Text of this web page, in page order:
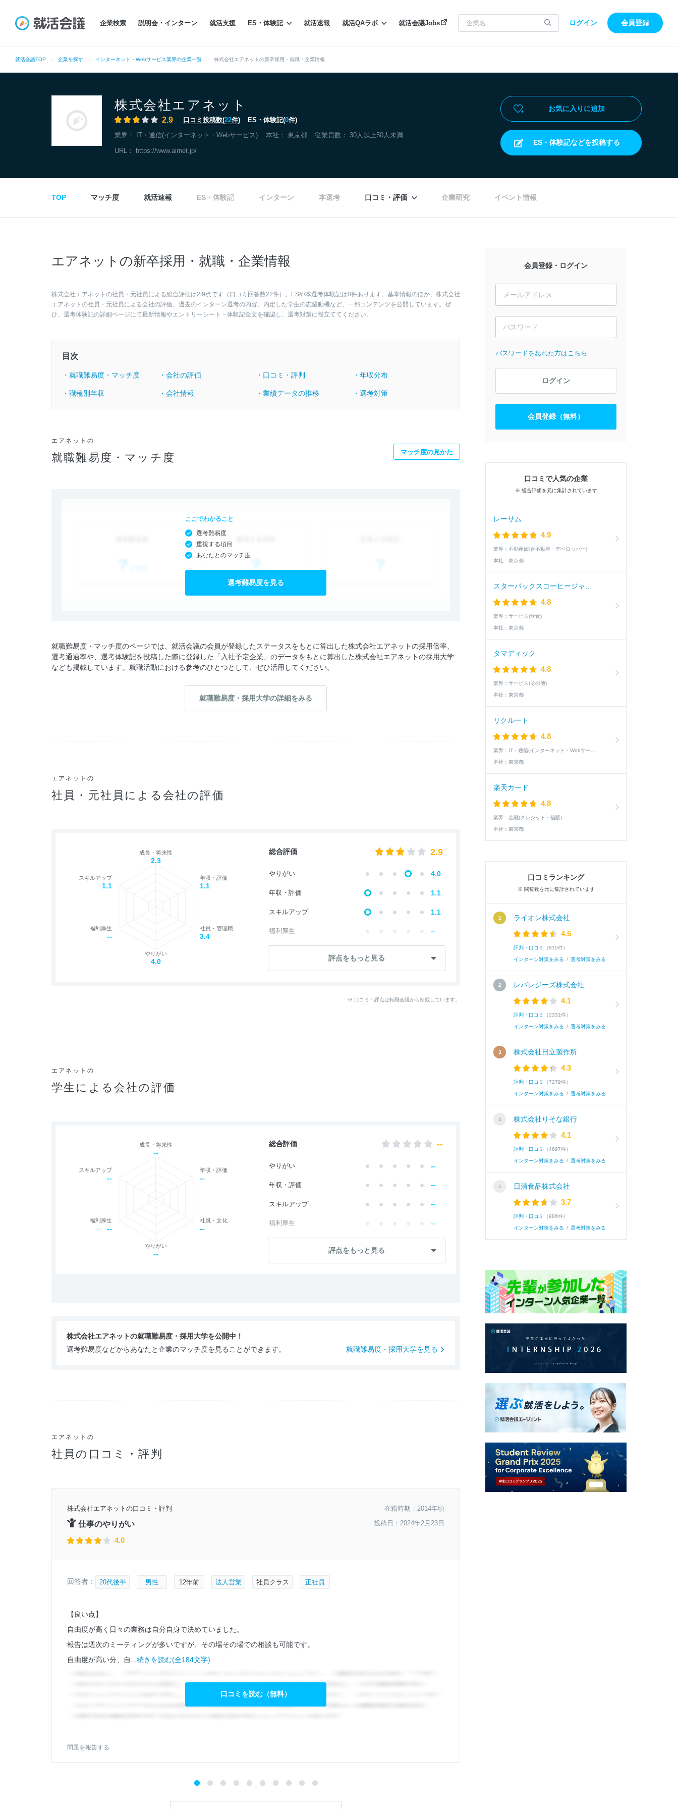
企業検索 説明会・インターン 就活支援 ES・体験記 就活速報 就活QAラボ 就活会議Jobs ログイン 会員登録
就活会議TOP 企業を探す インターネット・Webサービス業界の企業一覧 株式会社エアネットの新卒採用・就職・企業情報
株式会社エアネット
2.9 口コミ投稿数(22件) ES・体験記(0件)
業界： IT・通信(インターネット・Webサービス) 本社： 東京都 従業員数： 30人以上50人未満
URL： https://www.airnet.jp/
お気に入りに追加
ES・体験記などを投稿する
TOP マッチ度 就活速報 ES・体験記 インターン 本選考 口コミ・評価 企業研究 イベント情報
エアネットの新卒採用・就職・企業情報
株式会社エアネットの社員・元社員による総合評価は2.9点です（口コミ回答数22件）。ESや本選考体験記は0件あります。基本情報のほか、株式会社
エアネットの社員・元社員による会社の評価、過去のインターン選考の内容、内定した学生の志望動機など、一部コンテンツを公開しています。ぜ
ひ、選考体験記の詳細ページにて最新情報やエントリーシート・体験記全文を確認し、選考対策に役立ててください。
目次
・就職難易度・マッチ度 ・会社の評価 ・口コミ・評判 ・年収分布
・職種別年収 ・会社情報 ・業績データの推移 ・選考対策
エアネットの
就職難易度・マッチ度 マッチ度の見かた
ここでわかること
選考難易度
重視する項目
あなたとのマッチ度
選考難易度を見る
就職難易度・マッチ度のページでは、就活会議の会員が登録したステータスをもとに算出した株式会社エアネットの採用倍率、
選考通過率や、選考体験記を投稿した際に登録した「入社予定企業」のデータをもとに算出した株式会社エアネットの採用大学
なども掲載しています。就職活動における参考のひとつとして、ぜひ活用してください。
就職難易度・採用大学の詳細をみる
エアネットの
社員・元社員による会社の評価
評点をもっと見る
成長・将来性
2.3
年収・評価
1.1
社員・管理職
3.4
やりがい
4.0
福利厚生
--
スキルアップ
1.1
総合評価 2.9
やりがい 4.0
年収・評価 1.1
スキルアップ 1.1
福利厚生 --
社員・管理職 3.4
※ 口コミ・評点は転職会議から転載しています。
エアネットの
学生による会社の評価
評点をもっと見る
成長・将来性
--
年収・評価
--
社風・文化
--
やりがい
--
福利厚生
--
スキルアップ
--
総合評価 --
やりがい --
年収・評価 --
スキルアップ --
福利厚生 --
社員・管理職 --
株式会社エアネットの就職難易度・採用大学を公開中！
選考難易度などからあなたと企業のマッチ度を見ることができます。
就職難易度・採用大学を見る
エアネットの
社員の口コミ・評判
株式会社エアネットの口コミ・評判
仕事のやりがい
4.0
在籍時期：2014年頃
投稿日：2024年2月23日
回答者： 20代後半 男性 12年前 法人営業 社員クラス 正社員
【良い点】
自由度が高く日々の業務は自分自身で決めていました。
報告は週次のミーティングが多いですが、その場その場での相談も可能です。
自由度が高い分、自... 続きを読む(全184文字)
口コミを読む（無料）
問題を報告する
会員登録・ログイン
パスワードを忘れた方はこちら
ログイン
会員登録（無料）
口コミで人気の企業
※ 総合評価を元に集計されています
レーサム
4.9
業界： 不動産(総合不動産・デベロッパー)
本社： 東京都
4.8
業界： サービス(飲食)
本社： 東京都
タマディック
4.8
業界： サービス(その他)
本社： 東京都
リクルート
4.8
業界：
本社： 東京都
楽天カード
4.8
業界： 金融(クレジット・信販)
本社： 東京都
口コミランキング
※ 閲覧数を元に集計されています
ライオン株式会社
4.5
評判・口コミ （810件）
インターン対策をみる / 選考対策をみる
レバレジーズ株式会社
4.1
評判・口コミ （2331件）
インターン対策をみる / 選考対策をみる
株式会社日立製作所
4.3
評判・口コミ （7279件）
インターン対策をみる / 選考対策をみる
株式会社りそな銀行
4.1
評判・口コミ （4697件）
インターン対策をみる / 選考対策をみる
日清食品株式会社
3.7
評判・口コミ （986件）
インターン対策をみる / 選考対策をみる